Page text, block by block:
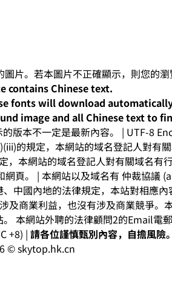
contains Chinese text.
fonts will download
image and all Chinese text to
版本不一定是最新內容。 | UTF-8
的規定，本網站的域名登記人對有
本網站的域名登記人對有關域名有
頁。 | 本網站以及域名有 仲裁協議
中國內地的法律規定，本站對相應內
商業利益，也沒有涉及商業競爭。本
本網站外聘的法律顧問2的Email電
+8) | 請各位謹慎甄別內容，自擔風險。
© skytop.hk.cn